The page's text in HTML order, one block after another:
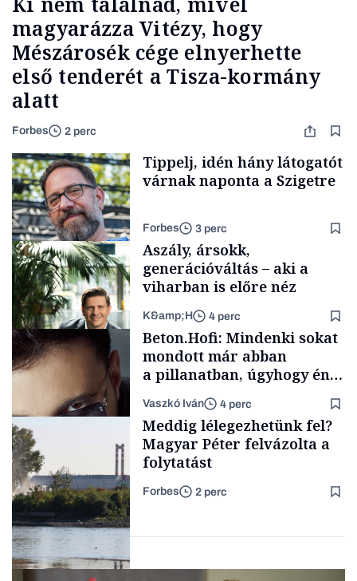
magyarázza Vitézy, hogy
Mészárosék cége elnyerhette
első tenderét a Tisza-kormány
alatt
Forbes 2 perc
Kultúra
Tippelj, idén hány látogatót
várnak naponta a Szigetre
Forbes 3 perc
TÁMOGATÓI
Aszály, ársokk,
generációváltás – aki a
viharban is előre néz
K&amp;H 4 perc
Forbes-sztori
Beton.Hofi: Mindenki sokat
mondott már abban
a pillanatban, úgyhogy én
a legsarkosabb
gondolataimat akartam
kimondani
Vaszkó Iván 4 perc
Meddig lélegezhetünk fel?
Magyar Péter felvázolta a
folytatást
Forbes 2 perc